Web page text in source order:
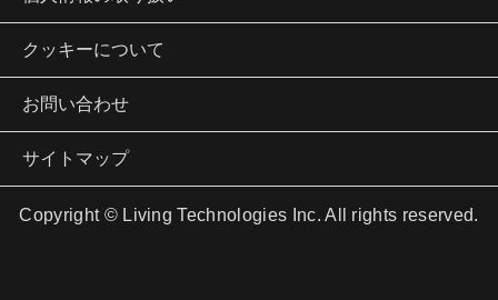
クッキーについて
お問い合わせ
サイトマップ
Copyright © Living Technologies Inc. All rights reserved.